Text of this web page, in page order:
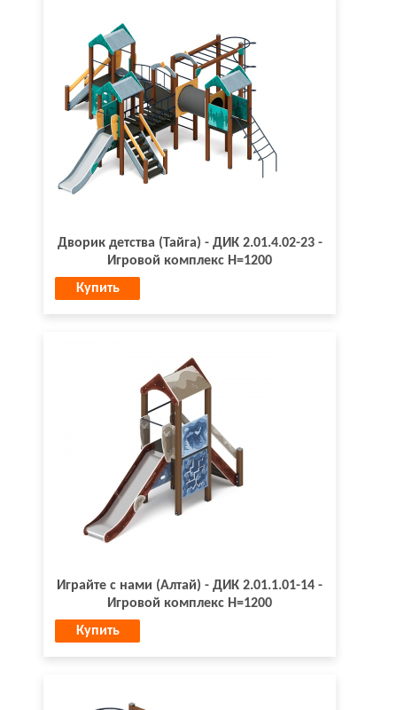
Дворик детства (Тайга) - ДИК 2.01.4.02-23 -
Игровой комплекс H=1200
Купить
Играйте с нами (Алтай) - ДИК 2.01.1.01-14 -
Игровой комплекс H=1200
Купить